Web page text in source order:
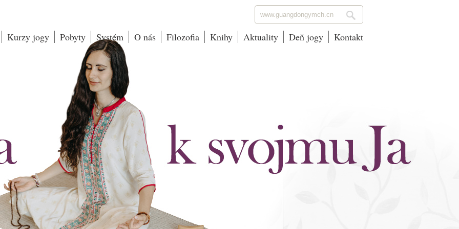
Kurzy jogy Pobyty Systém O nás Filozofia Knihy Aktuality Deň jogy Kontakt